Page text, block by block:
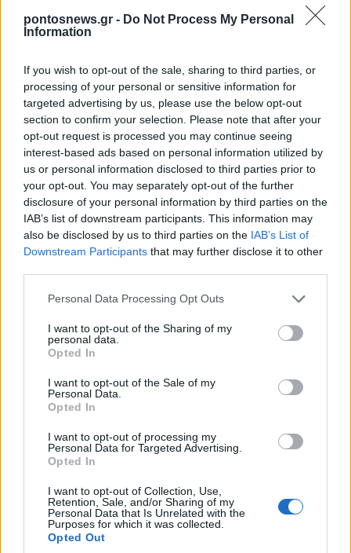
pontosnews.gr - Do Not Process My Personal
Information
If you wish to opt-out of the sale, sharing to third parties, or
processing of your personal or sensitive information for
targeted advertising by us, please use the below opt-out
section to confirm your selection. Please note that after your
opt-out request is processed you may continue seeing
interest-based ads based on personal information utilized by
us or personal information disclosed to third parties prior to
your opt-out. You may separately opt-out of the further
disclosure of your personal information by third parties on the
IAB’s list of downstream participants. This information may
also be disclosed by us to third parties on the IAB’s List of
Downstream Participants that may further disclose it to other
Please note that this website/app uses one or more Google
not limited to your visit or usage behaviour. You may click to
grant or deny consent to Google and its third-party tags to
use your data for below specified purposes in below Google
consent section.
Personal Data Processing Opt Outs
I want to opt-out of the Sharing of my
personal data.
Opted In
I want to opt-out of the Sale of my
Personal Data.
Opted In
I want to opt-out of processing my
Personal Data for Targeted Advertising.
Opted In
I want to opt-out of Collection, Use,
Retention, Sale, and/or Sharing of my
Personal Data that Is Unrelated with the
Purposes for which it was collected.
Opted Out
Επιστρέφοντας στην Ελλάδα ξεκινάει σχεδόν
ενηλικιώνεται και επαγγελματικά. Βέβαια κάποια
στιγμή ο κινηματογράφος πέρασε στις
βιντεοκασέτες. «Έκανα έξι βιντεοκασέτες και το
Υπήρχαν πάρα πολλά λεφτά. Το σταμάτησα
γιατί με έπιαναν κάτι χαζομάρες, ανησυχίες περί
θεάτρου. Εκείνη την περίοδο ήμουν στο
Δημοτικό Θέατρο Κρήτηςκαι ανεβάζαμε έργα.
Έκανα έξι επιλεγμένες βιντεοταινίες», είχε πει σε
συνέντευξή του.
Η πατρότητα και η ωρίμανση